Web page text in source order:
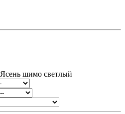
Ясень шимо светлый